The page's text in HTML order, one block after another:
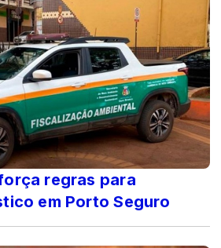
regras para
em Porto Seguro